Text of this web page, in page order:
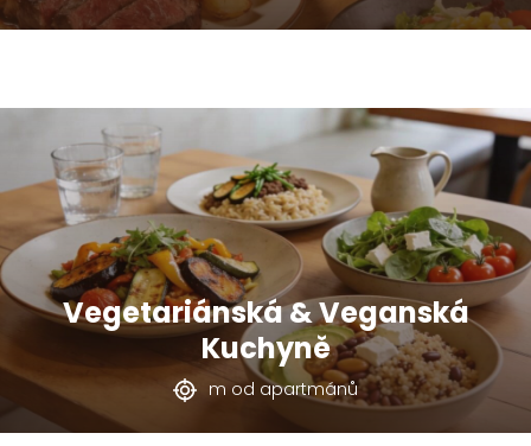
Vegetariánská & Veganská
Kuchyně
m od apartmánů